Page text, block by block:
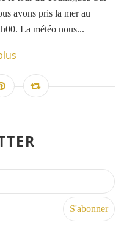
avons pris la mer au
La météo nous...